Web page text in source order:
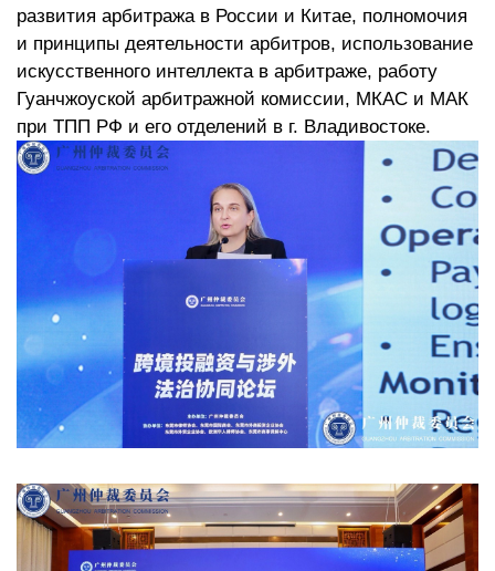
развития арбитража в России и Китае, полномочия
и принципы деятельности арбитров, использование
искусственного интеллекта в арбитраже, работу
Гуанчжоуской арбитражной комиссии, МКАС и МАК
при ТПП РФ и его отделений в г. Владивостоке.